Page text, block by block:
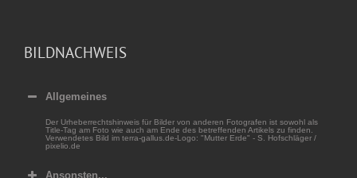
BILDNACHWEIS
Allgemeines
Der Urheberrechtshinweis für Bilder von anderen Fotografen ist sowohl als
Title-Tag am Foto wie auch am Ende des betreffenden Artikels zu finden.
Verwendetes Bild im terra-gallus.de-Logo: "Mutter Erde" - S. Hofschläger /
pixelio.de
Ansonsten...